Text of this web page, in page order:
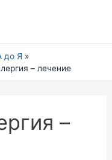
до Я
– лечение
–